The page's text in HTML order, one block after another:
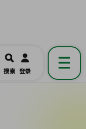
アプリ
開く
搜索 登录